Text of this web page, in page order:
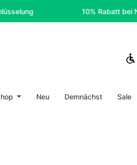
10% Rabatt bei
Neu Demnächst Sale